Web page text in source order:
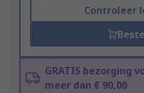
Controleer
GRATIS bezorging
meer dan € 90,00